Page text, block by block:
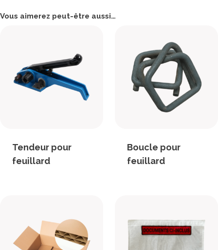
Vous aimerez peut-être aussi…
Tendeur pour
feuillard
Boucle pour
feuillard